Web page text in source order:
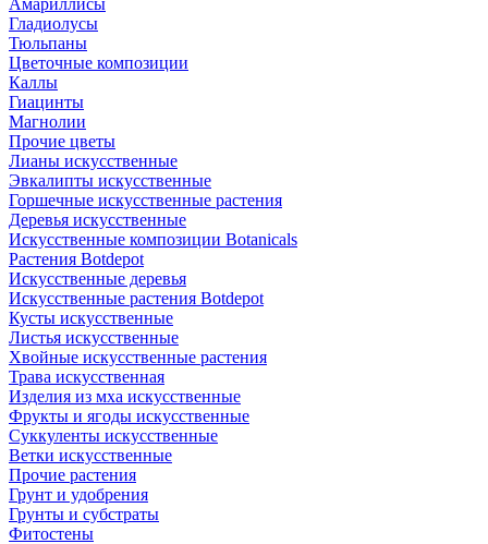
Гладиолусы
Тюльпаны
Цветочные композиции
Каллы
Гиацинты
Магнолии
Прочие цветы
Лианы искусственные
Эвкалипты искусственные
Горшечные искусственные растения
Деревья искусственные
Искусственные композиции Botanicals
Растения Botdepot
Искусственные деревья
Искусственные растения Botdepot
Кусты искусственные
Листья искусственные
Хвойные искусственные растения
Трава искусственная
Изделия из мха искусственные
Фрукты и ягоды искусственные
Суккуленты искусственные
Ветки искусственные
Прочие растения
Грунт и удобрения
Грунты и субстраты
Фитостены